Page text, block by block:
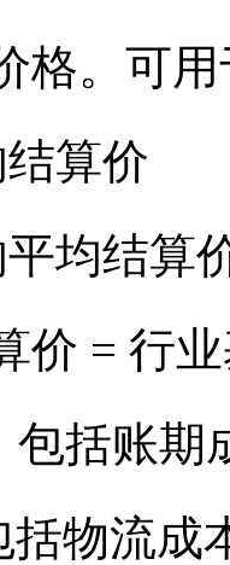
格。可
算价
均结算
价 = 行
包括账期
括物流成